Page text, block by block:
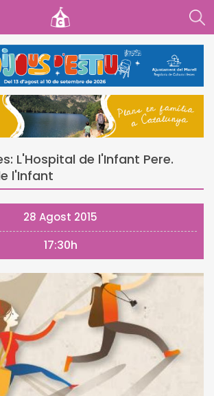
L'Hospital de l'Infant Pere.
l'Infant
28 Agost 2015
17:30h